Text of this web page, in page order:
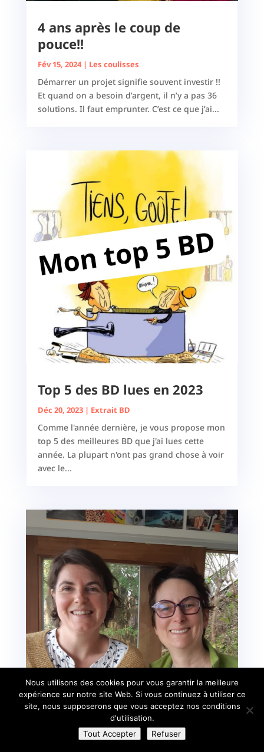
4 ans après le coup de
pouce!!
Fév 15, 2024| Les coulisses
Démarrer un projet signifie souvent investir !!
Et quand on a besoin d’argent, il n’y a pas 36
solutions. Il faut emprunter. C’est ce que j’ai...
Top 5 des BD lues en 2023
Déc 20, 2023| Extrait BD
Comme l'année dernière, je vous propose mon
top 5 des meilleures BD que j'ai lues cette
année. La plupart n'ont pas grand chose à voir
avec le...
Nous utilisons des cookies pour vous garantir la meilleure
expérience sur notre site Web. Si vous continuez à utiliser ce
site, nous supposerons que vous acceptez nos conditions
d'utilisation.
Tout Accepter
Refuser